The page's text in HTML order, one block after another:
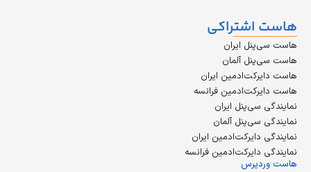
ایران
آلمان
ایران
فرانسه
ایران
سی‌پنل آلمان
دایرکت‌ادمین ایران
دایرکت‌ادمین فرانسه